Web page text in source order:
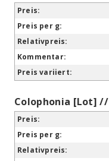
Colophonia [Lot]